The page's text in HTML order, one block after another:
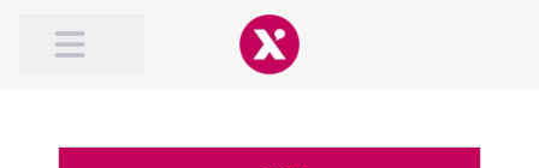
INDEMNIZACIÓN POR ACCIDENTE DE TRAFICO